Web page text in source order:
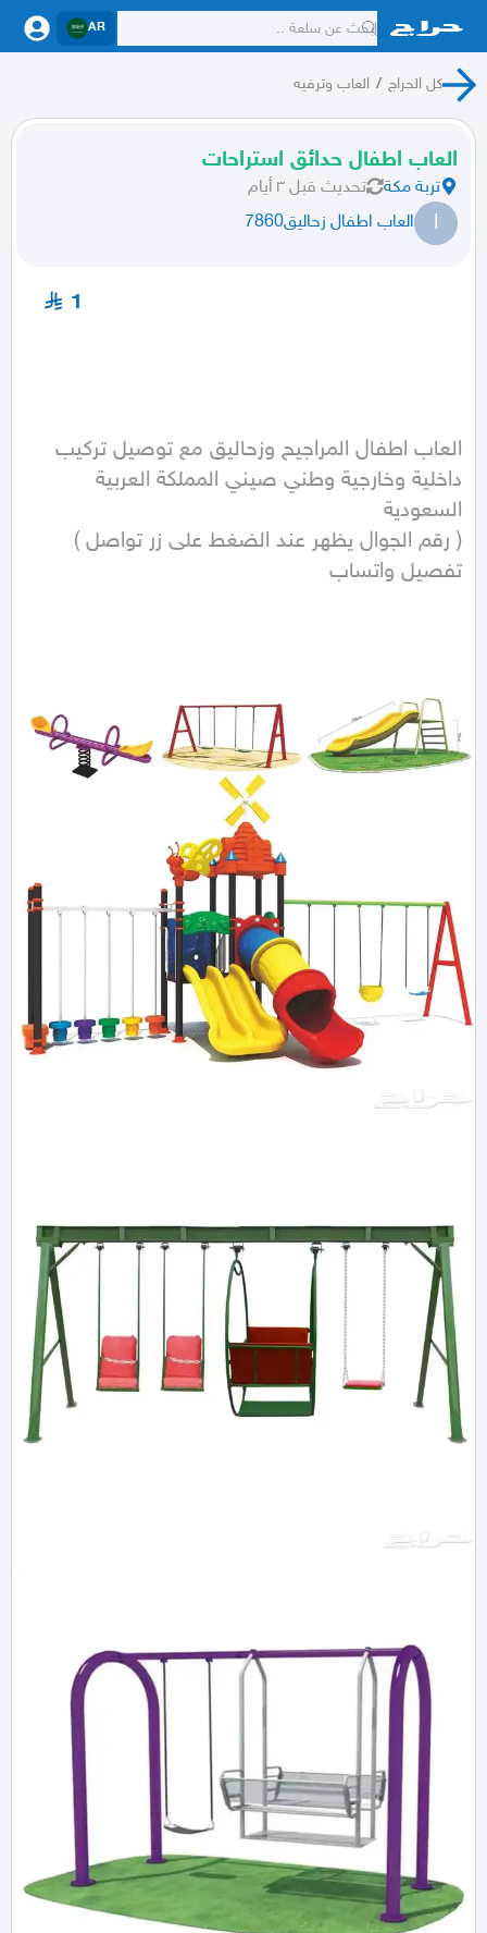
AR
كل الحراج / العاب وترفيه
العاب اطفال حدائق استراحات
تربة مكة تحديث قبل ٣ أيام
ا العاب اطفال زحاليق7860
1
تفصیل واتساب